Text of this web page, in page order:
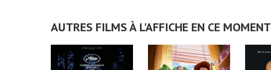
AUTRES FILMS À L'AFFICHE EN CE MOMENT